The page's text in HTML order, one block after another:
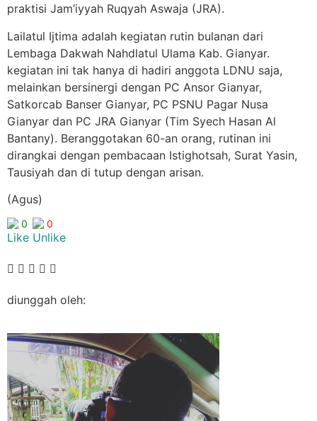
praktisi Jam’iyyah Ruqyah Aswaja (JRA).
Lailatul Ijtima adalah kegiatan rutin bulanan dari
Lembaga Dakwah Nahdlatul Ulama Kab. Gianyar.
kegiatan ini tak hanya di hadiri anggota LDNU saja,
melainkan bersinergi dengan PC Ansor Gianyar,
Satkorcab Banser Gianyar, PC PSNU Pagar Nusa
Gianyar dan PC JRA Gianyar (Tim Syech Hasan Al
Bantany). Beranggotakan 60-an orang, rutinan ini
dirangkai dengan pembacaan Istighotsah, Surat Yasin,
Tausiyah dan di tutup dengan arisan.
(Agus)
0 0
diunggah oleh: